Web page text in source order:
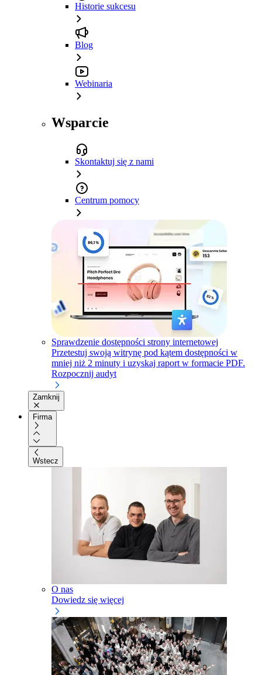
Historie sukcesu
Blog
Webinaria
Wsparcie
Skontaktuj się z nami
Centrum pomocy
Sprawdzenie dostępności strony internetowej
Przetestuj swoją witrynę pod kątem dostępności w
mniej niż 2 minuty i uzyskaj raport w formacie PDF.
Rozpocznij audyt
Zamknij
Firma
Wstecz
O nas
Dowiedz się więcej